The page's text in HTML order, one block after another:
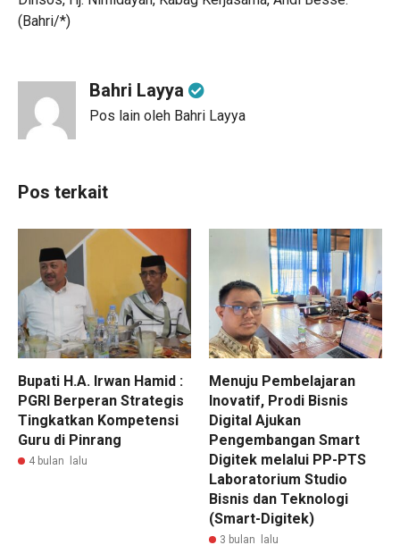
(Bahri/*)
Bahri Layya
Pos lain oleh Bahri Layya
Pos terkait
Bupati H.A. Irwan Hamid :
PGRI Berperan Strategis
Tingkatkan Kompetensi
Guru di Pinrang
4 bulan lalu
Menuju Pembelajaran
Inovatif, Prodi Bisnis
Digital Ajukan
Pengembangan Smart
Digitek melalui PP-PTS
Laboratorium Studio
Bisnis dan Teknologi
(Smart-Digitek)
3 bulan lalu